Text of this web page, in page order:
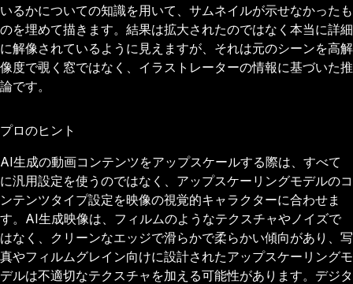
いるかについての知識を用いて、サムネイルが示せなかったも
のを埋めて描きます。結果は拡大されたのではなく本当に詳細
に解像されているように見えますが、それは元のシーンを高解
像度で覗く窓ではなく、イラストレーターの情報に基づいた推
論です。
プロのヒント
AI生成の動画コンテンツをアップスケールする際は、すべて
に汎用設定を使うのではなく、アップスケーリングモデルのコ
ンテンツタイプ設定を映像の視覚的キャラクターに合わせま
す。AI生成映像は、フィルムのようなテクスチャやノイズで
はなく、クリーンなエッジで滑らかで柔らかい傾向があり、写
真やフィルムグレイン向けに設計されたアップスケーリングモ
デルは不適切なテクスチャを加える可能性があります。デジタ